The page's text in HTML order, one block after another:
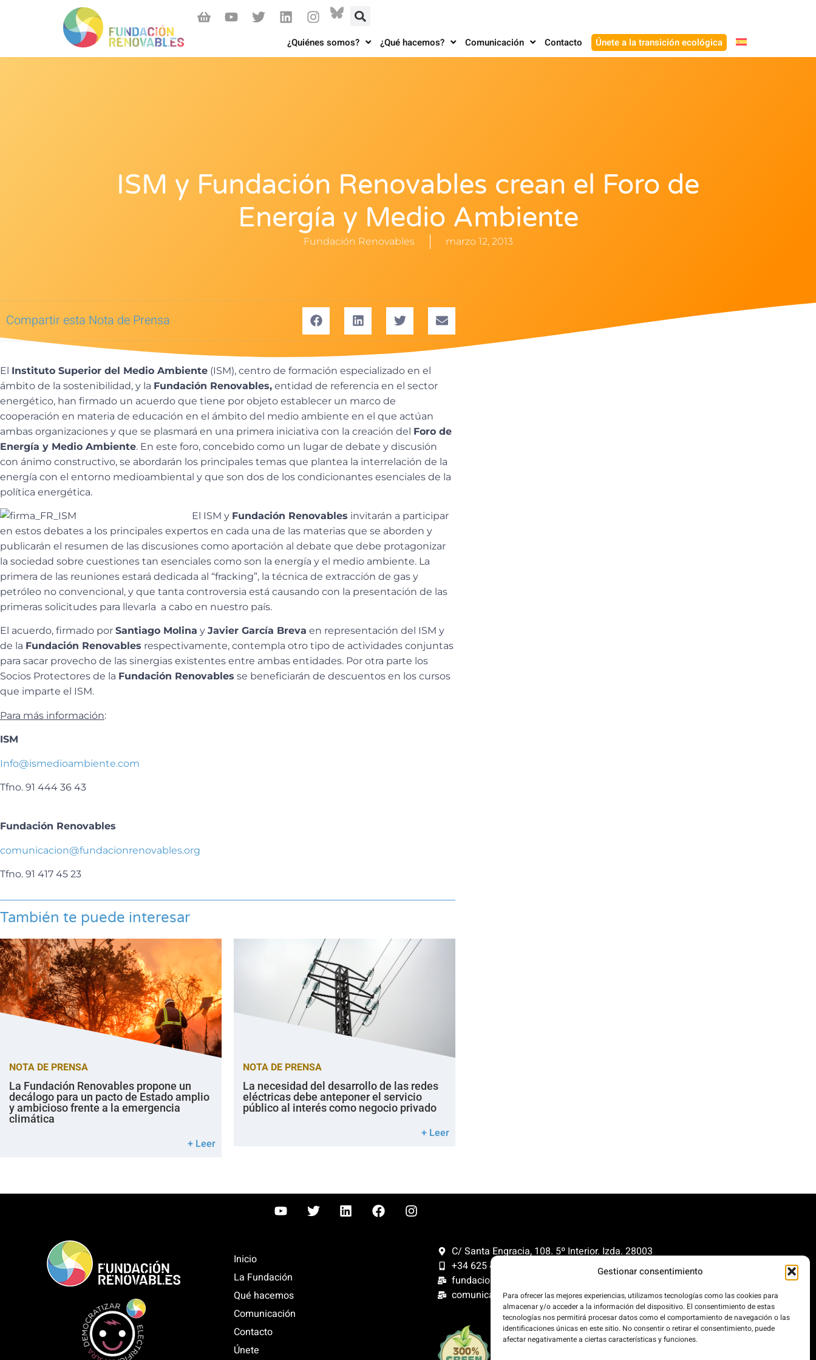
Gestionar consentimiento
Para ofrecer las mejores experiencias, utilizamos tecnologías como las cookies para
almacenar y/o acceder a la información del dispositivo. El consentimiento de estas
tecnologías nos permitirá procesar datos como el comportamiento de navegación o las
identificaciones únicas en este sitio. No consentir o retirar el consentimiento, puede
afectar negativamente a ciertas características y funciones.
¿Quiénes somos? ¿Qué hacemos? Comunicación Contacto Únete a la transición ecológica
ISM y Fundación Renovables crean el Foro de
Energía y Medio Ambiente
Fundación Renovables marzo 12, 2013
Compartir esta Nota de Prensa
El Instituto Superior del Medio Ambiente (ISM), centro de formación especializado en el
ámbito de la sostenibilidad, y la Fundación Renovables, entidad de referencia en el sector
energético, han firmado un acuerdo que tiene por objeto establecer un marco de
cooperación en materia de educación en el ámbito del medio ambiente en el que actúan
ambas organizaciones y que se plasmará en una primera iniciativa con la creación del Foro de
Energía y Medio Ambiente. En este foro, concebido como un lugar de debate y discusión
con ánimo constructivo, se abordarán los principales temas que plantea la interrelación de la
energía con el entorno medioambiental y que son dos de los condicionantes esenciales de la
política energética.
El ISM y Fundación Renovables invitarán a participar
en estos debates a los principales expertos en cada una de las materias que se aborden y
publicarán el resumen de las discusiones como aportación al debate que debe protagonizar
la sociedad sobre cuestiones tan esenciales como son la energía y el medio ambiente. La
primera de las reuniones estará dedicada al “fracking”, la técnica de extracción de gas y
petróleo no convencional, y que tanta controversia está causando con la presentación de las
primeras solicitudes para llevarla a cabo en nuestro país.
El acuerdo, firmado por Santiago Molina y Javier García Breva en representación del ISM y
de la Fundación Renovables respectivamente, contempla otro tipo de actividades conjuntas
para sacar provecho de las sinergias existentes entre ambas entidades. Por otra parte los
Socios Protectores de la Fundación Renovables se beneficiarán de descuentos en los cursos
que imparte el ISM.
Para más información:
ISM
Info@ismedioambiente.com
Tfno. 91 444 36 43
Fundación Renovables
comunicacion@fundacionrenovables.org
Tfno. 91 417 45 23
También te puede interesar
NOTA DE PRENSA
La Fundación Renovables propone un
decálogo para un pacto de Estado amplio
y ambicioso frente a la emergencia
climática
+ Leer
NOTA DE PRENSA
La necesidad del desarrollo de las redes
eléctricas debe anteponer el servicio
público al interés como negocio privado
+ Leer
Inicio
La Fundación
Qué hacemos
Comunicación
Contacto
Únete
C/ Santa Engracia, 108. 5º Interior. Izda. 28003
+34 625 47 42 11
fundacion@fundacionrenovables.org
comunicacion@fundacionrenovables.org
Compensamos la huella de carbono en un
300%. Web 100% impulsada por energías